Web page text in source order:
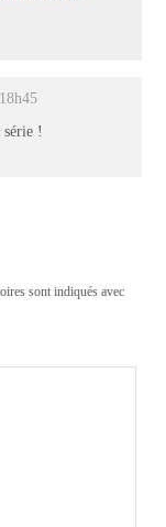
série !
sont indiqués avec